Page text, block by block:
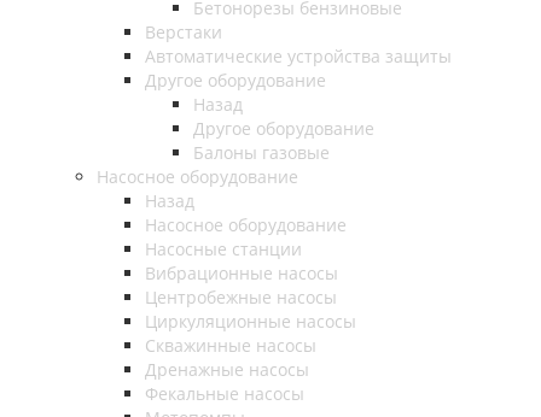
Бетонорезы бензиновые
Верстаки
Автоматические устройства защиты
Другое оборудование
Назад
Другое оборудование
Балоны газовые
Насосное оборудование
Назад
Насосное оборудование
Насосные станции
Вибрационные насосы
Центробежные насосы
Циркуляционные насосы
Скважинные насосы
Дренажные насосы
Фекальные насосы